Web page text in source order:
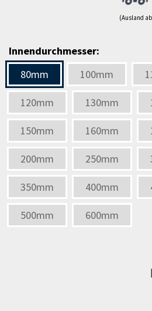
(Ausland
Innendurchmesser:
80mm
100mm
120mm 130mm
150mm 160mm
200mm 250mm
350mm 400mm
500mm 600mm